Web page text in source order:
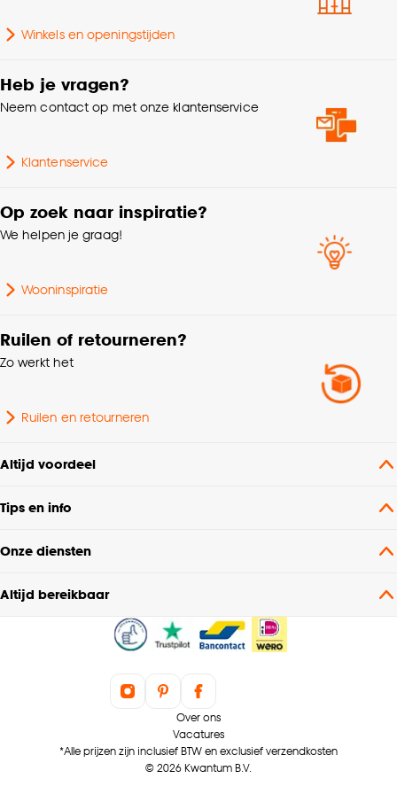
Goed om te weten is dat je deze keuze altijd nog
cookieverklaring
Winkels en openingstijden
Heb je vragen?
Neem contact op met onze klantenservice
Klantenservice
Op zoek naar inspiratie?
We helpen je graag!
Wooninspiratie
Ruilen of retourneren?
Zo werkt het
Ruilen en retourneren
Altijd voordeel
Tips en info
Onze diensten
Altijd bereikbaar
Over ons
Vacatures
*Alle prijzen zijn inclusief BTW en exclusief verzendkosten
© 2026 Kwantum B.V.